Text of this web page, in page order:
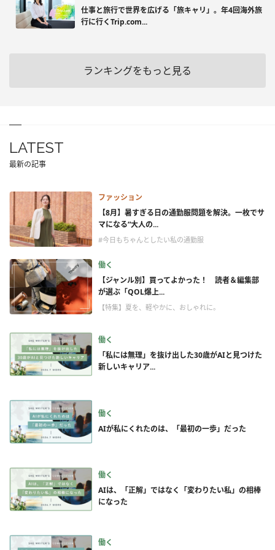
仕事と旅行で世界を広げる「旅キャリ」。年4回海外旅
行に行くTrip.com...
ランキングをもっと見る
LATEST
最新の記事
ファッション
【8月】暑すぎる日の通勤服問題を解決。一枚でサ
マになる“大人の...
#今日もちゃんとしたい私の通勤服
働く
【ジャンル別】買ってよかった！ 読者＆編集部
が選ぶ「QOL爆上...
【特集】夏を、軽やかに、おしゃれに。
働く
「私には無理」を抜け出した30歳がAIと見つけた
新しいキャリア...
働く
AIが私にくれたのは、「最初の一歩」だった
働く
AIは、「正解」ではなく「変わりたい私」の相棒
になった
働く